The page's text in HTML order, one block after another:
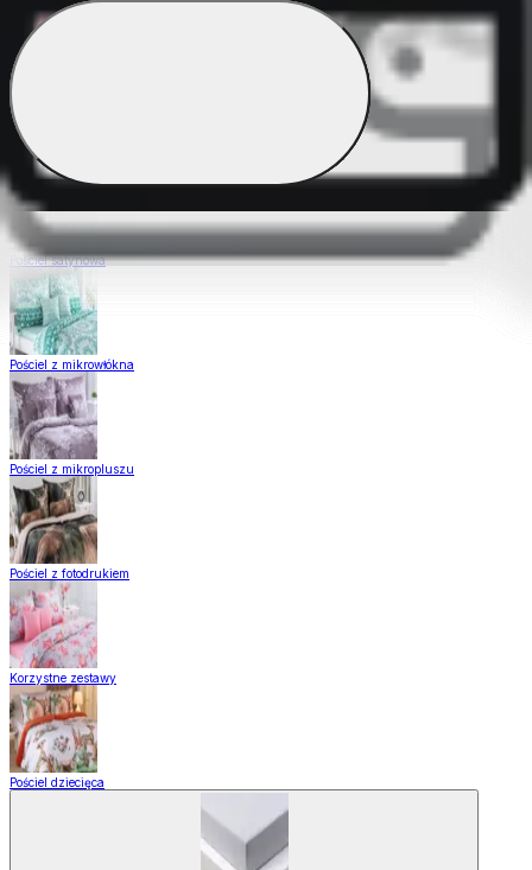
Pościel Dual Feel
Pościel z gładkiej bawełny
Pościel satynowa
Pościel z mikrowłókna
Pościel z mikropluszu
Pościel z fotodrukiem
Korzystne zestawy
Pościel dziecięca